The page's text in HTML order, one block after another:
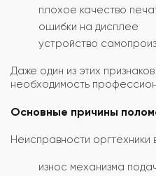
плохое качество
ошибки на дисплее
устройство
Даже один из этих
необходимость
Основные причины
Неисправности оргтехники
износ механизма